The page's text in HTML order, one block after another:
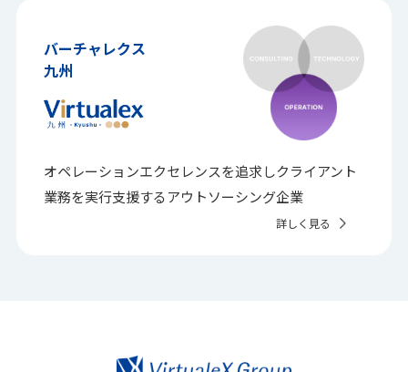
バーチャレクス
九州
オペレーションエクセレンスを追求しクライアント
業務を実行支援するアウトソーシング企業
詳しく見る